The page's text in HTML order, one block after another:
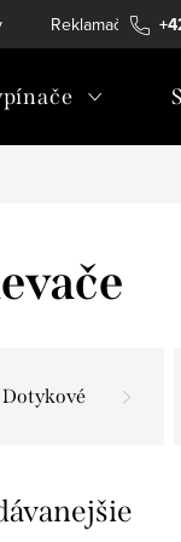
Reklamačný
Dotykové